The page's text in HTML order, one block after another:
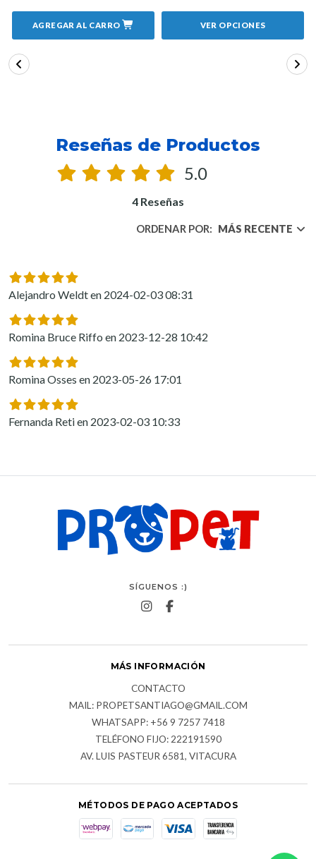
AGREGAR AL CARRO VER OPCIONES
Reseñas de Productos
5.0
4 Reseñas
ORDENAR POR: MÁS RECENTE
Alejandro Weldt en 2024-02-03 08:31
Romina Bruce Riffo en 2023-12-28 10:42
Romina Osses en 2023-05-26 17:01
Fernanda Reti en 2023-02-03 10:33
SÍGUENOS :)
MÁS INFORMACIÓN
CONTACTO
MAIL: PROPETSANTIAGO@GMAIL.COM
WHATSAPP: +56 9 7257 7418
TELÉFONO FIJO: 222191590
AV. LUIS PASTEUR 6581, VITACURA
MÉTODOS DE PAGO ACEPTADOS